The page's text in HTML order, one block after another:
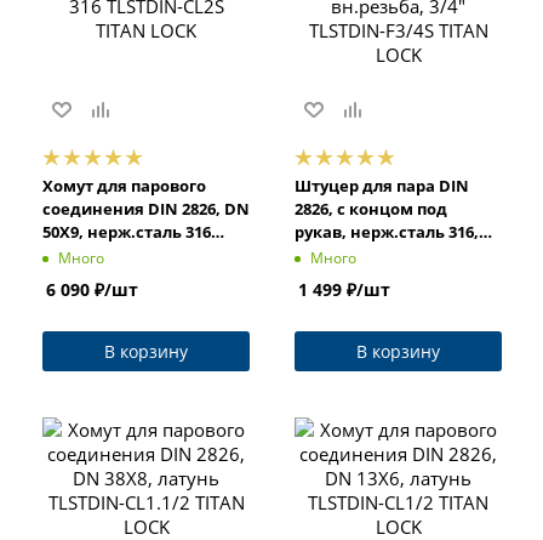
Хомут для парового
соединения DIN 2826, DN
50X9, нерж.сталь 316
TLSTDIN-CL2S TITAN LOCK
Много
6 090 ₽/шт
В корзину
Штуцер для пара DIN
2826, с концом под
рукав, нерж.сталь 316,
вн.резьба, 3/4" TLSTDIN-
F3/4S TITAN LOCK
Много
1 499 ₽/шт
В корзину